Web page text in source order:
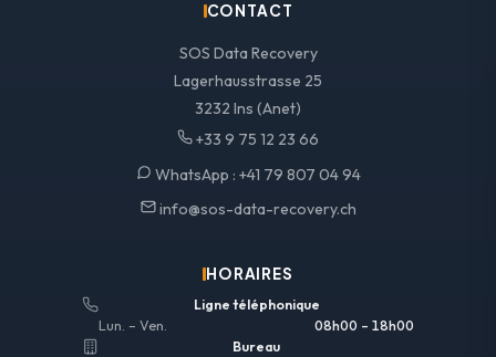
CONTACT
SOS Data Recovery
Lagerhausstrasse 25
3232 Ins (Anet)
+33 9 75 12 23 66
WhatsApp : +41 79 807 04 94
info@sos-data-recovery.ch
HORAIRES
Ligne téléphonique
Lun. – Ven.
08h00 – 18h00
Bureau